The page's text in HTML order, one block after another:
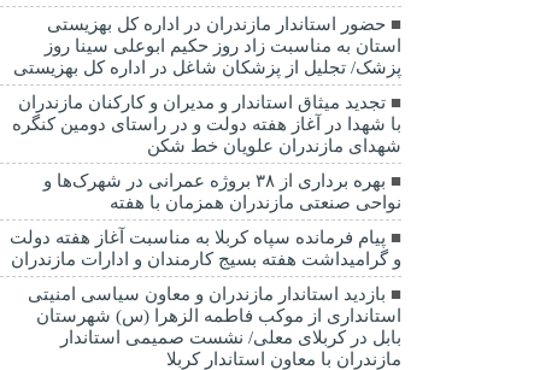
حضور استاندار مازندران در اداره کل بهزیستی
استان به مناسبت زاد روز حکیم ابوعلی سینا روز
پزشک/ تجلیل از پزشکان شاغل در اداره کل بهزیستی
تجدید میثاق استاندار و مدیران و کارکنان مازندران
با شهدا در آغاز هفته دولت و در راستای دومین کنگره
شهدای مازندران علویان خط شکن
بهره برداری از ۳۸ بروژه عمرانی در شهرک‌ها و
نواحی صنعتی مازندران همزمان با هفته
پیام فرمانده سپاه کربلا به مناسبت آغاز هفته دولت
و گرامیداشت هفته بسیج کارمندان و ادارات مازندران
بازدید استاندار مازندران و معاون سیاسی امنیتی
استانداری از موکب فاطمه الزهرا (س) شهرستان
بابل در کربلای معلی/ نشست صمیمی استاندار
مازندران با معاون استاندار کربلا